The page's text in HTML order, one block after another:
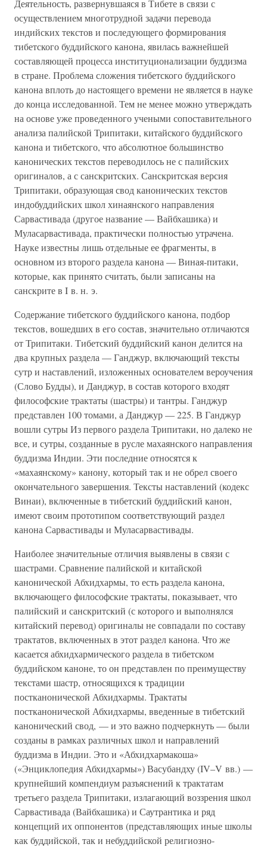
Деятельность, развернувшаяся в Тибете в связи с
осуществлением многотрудной задачи перевода
индийских текстов и последующего формирования
тибетского буддийского канона, явилась важнейшей
составляющей процесса институционализации буддизма
в стране. Проблема сложения тибетского буддийского
канона вплоть до настоящего времени не является в науке
до конца исследованной. Тем не менее можно утверждать
на основе уже проведенного учеными сопоставительного
анализа палийской Трипитаки, китайского буддийского
канона и тибетского, что абсолютное большинство
канонических текстов переводилось не с палийских
оригиналов, а с санскритских. Санскритская версия
Трипитаки, образующая свод канонических текстов
индобуддийских школ хинаянского направления
Сарвастивада (другое название — Вайбхашика) и
Муласарвастивада, практически полностью утрачена.
Науке известны лишь отдельные ее фрагменты, в
основном из второго раздела канона — Виная-питаки,
которые, как принято считать, были записаны на
санскрите в I в. н. э.
Содержание тибетского буддийского канона, подбор
текстов, вошедших в его состав, значительно отличаются
от Трипитаки. Тибетский буддийский канон делится на
два крупных раздела — Ганджур, включающий тексты
сутр и наставлений, изложенных основателем вероучения
(Слово Будды), и Данджур, в состав которого входят
философские трактаты (шастры) и тантры. Ганджур
представлен 100 томами, а Данджур — 225. В Ганджур
вошли сутры Из первого раздела Трипитаки, но далеко не
все, и сутры, созданные в русле махаянского направления
буддизма Индии. Эти последние относятся к
«махаянскому» канону, который так и не обрел своего
окончательного завершения. Тексты наставлений (кодекс
Винаи), включенные в тибетский буддийский канон,
имеют своим прототипом соответствующий раздел
канона Сарвастивады и Муласарвастивады.
Наиболее значительные отличия выявлены в связи с
шастрами. Сравнение палийской и китайской
канонической Абхидхармы, то есть раздела канона,
включающего философские трактаты, показывает, что
палийский и санскритский (с которого и выполнялся
китайский перевод) оригиналы не совпадали по составу
трактатов, включенных в этот раздел канона. Что же
касается абхидхармического раздела в тибетском
буддийском каноне, то он представлен по преимуществу
текстами шастр, относящихся к традиции
постканонической Абхидхармы. Трактаты
постканонической Абхидхармы, введенные в тибетский
канонический свод, — и это важно подчеркнуть — были
созданы в рамках различных школ и направлений
буддизма в Индии. Это и «Абхидхармакоша»
(«Энциклопедия Абхидхармы») Васубандху (IV–V вв.) —
крупнейший компендиум разъяснений к трактатам
третьего раздела Трипитаки, излагающий воззрения школ
Сарвастивада (Вайбхашика) и Саутрантика и ряд
концепций их оппонентов (представляющих иные школы
как буддийской, так и небуддийской религиозно-